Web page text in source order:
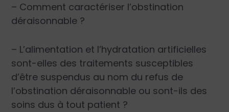
– Comment caractériser l’obstination
déraisonnable ?
– L’alimentation et l’hydratation artificielles
sont-elles des traitements susceptibles
d’être suspendus au nom du refus de
l’obstination déraisonnable ou sont-ils des
soins dus à tout patient ?